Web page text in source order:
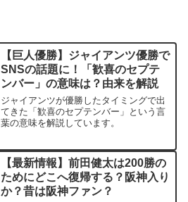
【巨人優勝】ジャイアンツ優勝で
SNSの話題に！「歓喜のセプテ
ンバー」の意味は？由来を解説
ジャイアンツが優勝したタイミングで出
てきた「歓喜のセプテンバー」という言
葉の意味を解説しています。
【最新情報】前田健太は200勝の
ためにどこへ復帰する？阪神入り
か？昔は阪神ファン？